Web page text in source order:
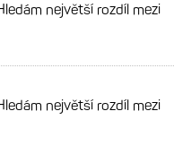
největší rozdíl mezi
největší rozdíl mezi